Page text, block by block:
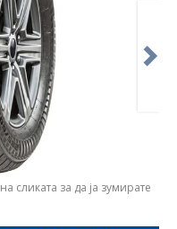
сликата за да ја зумирате